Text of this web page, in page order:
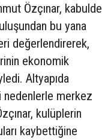
Özçınar, kabulde
bu yana
değerlendirerek,
ekonomik
Altyapıda
merkez
kulüplerin
kaybettiğine